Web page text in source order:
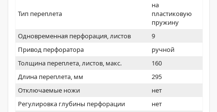
Тип переплета
на
пластиковую
пружину
Одновременная перфорация, листов
9
Привод перфоратора
ручной
Толщина переплета, листов, макс.
160
Длина переплета, мм
295
Отключаемые ножи
нет
Регулировка глубины перфорации
нет